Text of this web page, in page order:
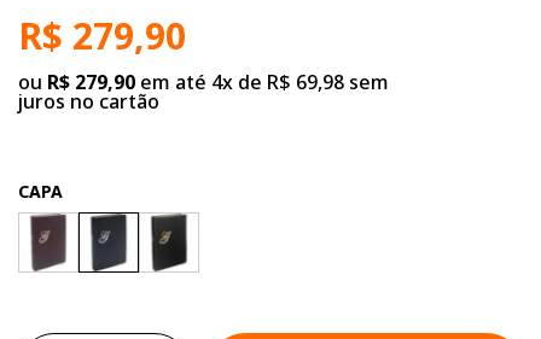
R$ 279,90
ou R$ 279,90 em até 4x de R$ 69,98 sem
juros no cartão
CAPA